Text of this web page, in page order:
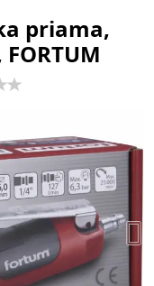
priama,